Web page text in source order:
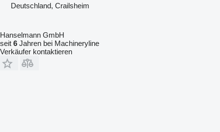
Deutschland, Crailsheim
Hanselmann GmbH
seit 6 Jahren bei Machineryline
Verkäufer kontaktieren